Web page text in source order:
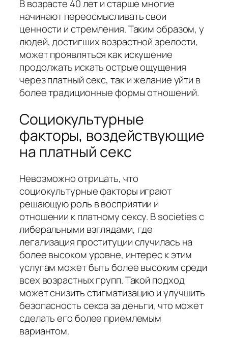
В возрасте 40 лет и старше многие
начинают переосмысливать свои
ценности и стремления. Таким образом, у
людей, достигших возрастной зрелости,
может проявляться как искушение
продолжать искать острые ощущения
через платный секс, так и желание уйти в
более традиционные формы отношений.
Социокультурные
факторы, воздействующие
на платный секс
Невозможно отрицать, что
социокультурные факторы играют
решающую роль в восприятии и
отношении к платному сексу. В societies с
либеральными взглядами, где
легализация проституции случилась на
более высоком уровне, интерес к этим
услугам может быть более высоким среди
всех возрастных групп. Такой подход
может снизить стигматизацию и улучшить
безопасность секса за деньги, что может
сделать его более приемлемым
вариантом.